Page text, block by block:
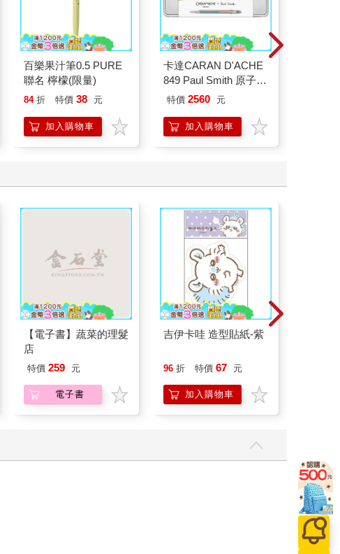
百樂果汁筆0.5 PURE
聯名 檸檬(限量)
84 折 特價 38 元
加入購物車
卡達CARAN D'ACHE
849 Paul Smith 原子筆
ED.5 條紋銀
特價 2560 元
加入購物車
【電子書】蔬菜的理髮
店
特價 259 元
電子書
吉伊卡哇 造型貼紙-紫
96 折 特價 67 元
加入購物車